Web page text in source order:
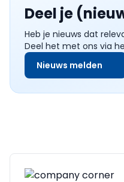
Deel je
Heb je nieuws dat
Deel het met ons via
Nieuws melden